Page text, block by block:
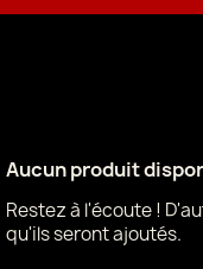
Aucun produit
Restez à l'écoute !
qu'ils seront ajoutés.